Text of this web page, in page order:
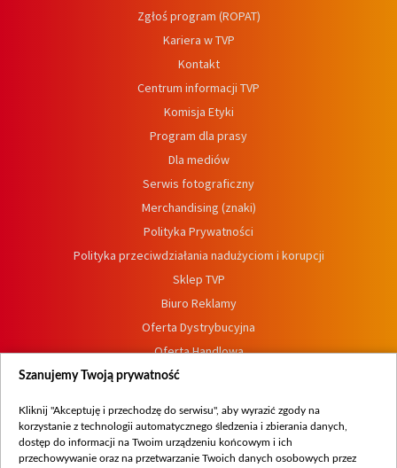
Zgłoś program (ROPAT)
Kariera w TVP
Kontakt
Centrum informacji TVP
Komisja Etyki
Program dla prasy
Dla mediów
Serwis fotograficzny
Merchandising (znaki)
Polityka Prywatności
Polityka przeciwdziałania nadużyciom i korupcji
Sklep TVP
Biuro Reklamy
Oferta Dystrybucyjna
Oferta Handlowa
Dostępność
Procedura zgłoszeń wewnętrznych
Szanujemy Twoją prywatność
Kliknij "Akceptuję i przechodzę do serwisu", aby wyrazić zgody na
korzystanie z technologii automatycznego śledzenia i zbierania danych,
dostęp do informacji na Twoim urządzeniu końcowym i ich
przechowywanie oraz na przetwarzanie Twoich danych osobowych przez